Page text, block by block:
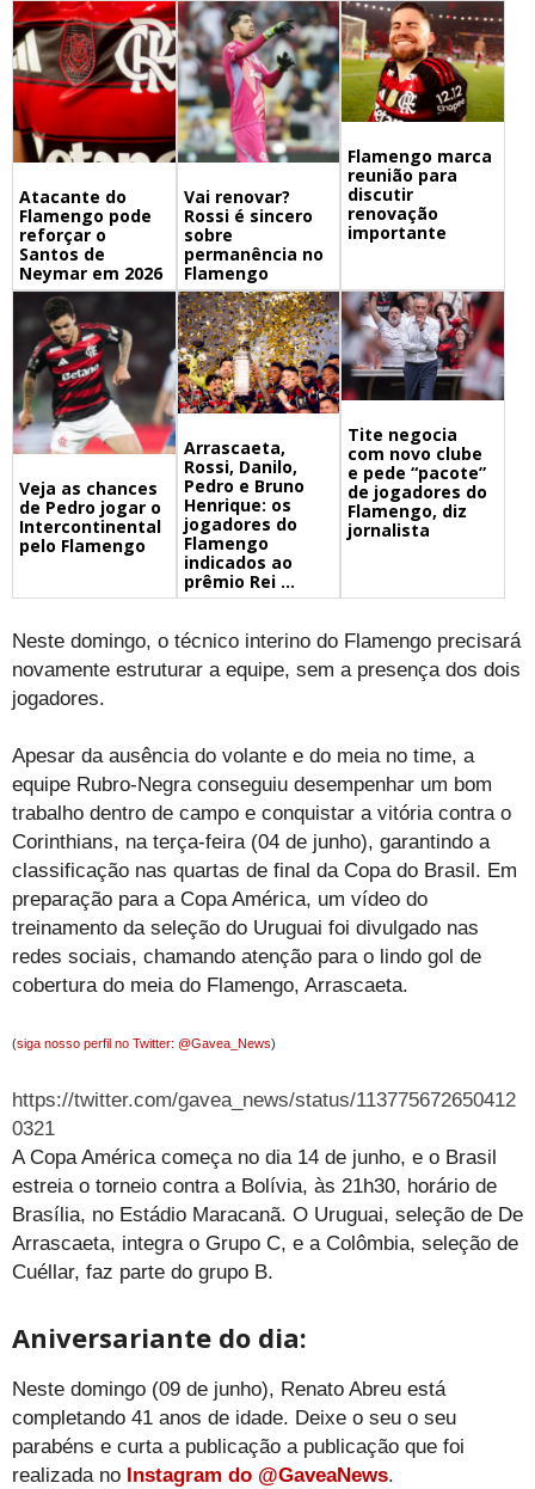
Atacante do
Flamengo pode
reforçar o
Santos de
Neymar em 2026
Vai renovar?
Rossi é sincero
sobre
permanência no
Flamengo
Flamengo marca
reunião para
discutir
renovação
importante
Veja as chances
de Pedro jogar o
Intercontinental
pelo Flamengo
Arrascaeta,
Rossi, Danilo,
Pedro e Bruno
Henrique: os
jogadores do
Flamengo
indicados ao
prêmio Rei ...
Tite negocia
com novo clube
e pede “pacote”
de jogadores do
Flamengo, diz
jornalista
Neste domingo, o técnico interino do Flamengo precisará
novamente estruturar a equipe, sem a presença dos dois
jogadores.
Apesar da ausência do volante e do meia no time, a
equipe Rubro-Negra conseguiu desempenhar um bom
trabalho dentro de campo e conquistar a vitória contra o
Corinthians, na terça-feira (04 de junho), garantindo a
classificação nas quartas de final da Copa do Brasil. Em
preparação para a Copa América, um vídeo do
treinamento da seleção do Uruguai foi divulgado nas
redes sociais, chamando atenção para o lindo gol de
cobertura do meia do Flamengo, Arrascaeta.
(siga nosso perfil no Twitter: @Gavea_News)
https://twitter.com/gavea_news/status/113775672650412
0321
A Copa América começa no dia 14 de junho, e o Brasil
estreia o torneio contra a Bolívia, às 21h30, horário de
Brasília, no Estádio Maracanã. O Uruguai, seleção de De
Arrascaeta, integra o Grupo C, e a Colômbia, seleção de
Cuéllar, faz parte do grupo B.
Aniversariante do dia:
Neste domingo (09 de junho), Renato Abreu está
completando 41 anos de idade. Deixe o seu o seu
parabéns e curta a publicação a publicação que foi
realizada no Instagram do @GaveaNews.